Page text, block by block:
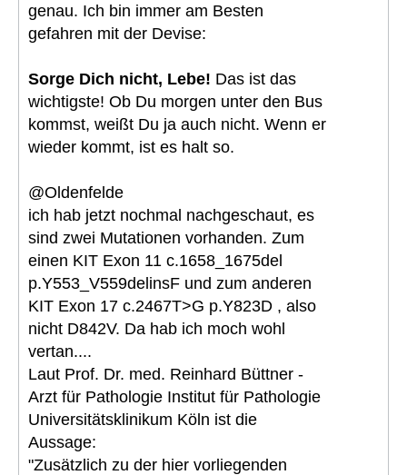
genau. Ich bin immer am Besten
gefahren mit der Devise:
Sorge Dich nicht, Lebe! Das ist das
wichtigste! Ob Du morgen unter den Bus
kommst, weißt Du ja auch nicht. Wenn er
wieder kommt, ist es halt so.
@Oldenfelde
ich hab jetzt nochmal nachgeschaut, es
sind zwei Mutationen vorhanden. Zum
einen KIT Exon 11 c.1658_1675del
p.Y553_V559delinsF und zum anderen
KIT Exon 17 c.2467T>G p.Y823D , also
nicht D842V. Da hab ich moch wohl
vertan....
Laut Prof. Dr. med. Reinhard Büttner -
Arzt für Pathologie Institut für Pathologie
Universitätsklinikum Köln ist die
Aussage:
"Zusätzlich zu der hier vorliegenden